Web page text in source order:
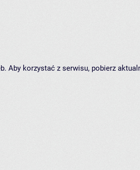
Aby korzystać z serwisu, pobierz